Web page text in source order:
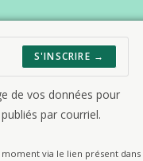
S'INSCRIRE →
de vos données pour
par courriel.
via le lien présent dans